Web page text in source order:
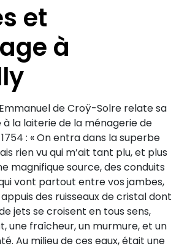
et
à
de Croÿ-Solre relate sa
la laiterie de la ménagerie de
: « On entra dans la superbe
rien vu qui m’ait tant plu, et plus
magnifique source, des conduits
vont partout entre vos jambes,
des ruisseaux de cristal dont
jets se croisent en tous sens,
une fraîcheur, un murmure, et un
Au milieu de ces eaux, était une